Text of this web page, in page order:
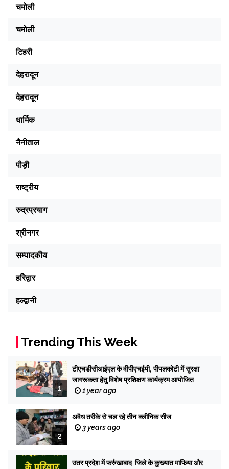
चमोली
चमोली
टिहरी
देहरादून
देहरादून
धार्मिक
नैनीताल
पौड़ी
राष्ट्रीय
रुद्रप्रयाग
श्रीनगर
सम्पादकीय
हरिद्वार
हल्द्वानी
Trending This Week
1
टीएचडीसीआईएल के वीपीएचईपी, पीपलकोटी में सुरक्षा
जागरूकता हेतु विशेष प्रशिक्षण कार्यक्रम आयोजित
1 year ago
2
अवैध तरीके से चल रहे तीन क्लीनिक सीज
3 years ago
उतर प्रदेश में फर्रुखाबाद जिले के कुख्यात माफिया और